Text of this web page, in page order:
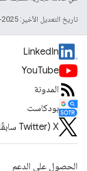
تاريخ التعديل الأخير: 2025-12-18 (حسب التوقيت العالمي المتفَّق عليه)
LinkedIn
YouTube
المدونة
بودكاست
‫X ‏(Twitter سابقًا)
الحصول على الدعم